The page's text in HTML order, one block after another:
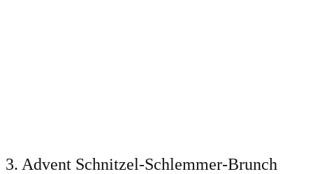
3. Advent Schnitzel-Schlemmer-Brunch